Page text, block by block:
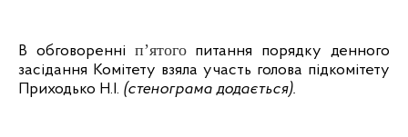
В обговоренні п’ятогопитання порядку денного
засідання Комітету взяла участь голова підкомітету
Приходько Н.І. (стенограма додається).